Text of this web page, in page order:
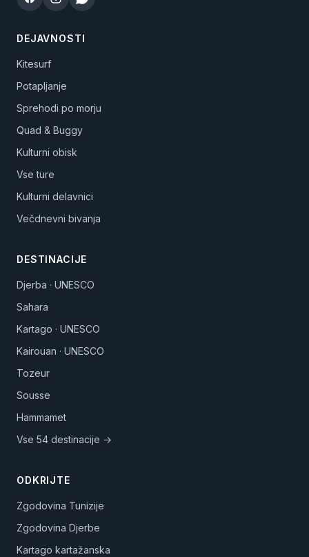
DEJAVNOSTI
Kitesurf
Potapljanje
Sprehodi po morju
Quad & Buggy
Kulturni obisk
Vse ture
Kulturni delavnici
Večdnevni bivanja
DESTINACIJE
Djerba · UNESCO
Sahara
Kartago · UNESCO
Kairouan · UNESCO
Tozeur
Sousse
Hammamet
Vse 54 destinacije →
ODKRIJTE
Zgodovina Tunizije
Zgodovina Djerbe
Kartago kartažanska